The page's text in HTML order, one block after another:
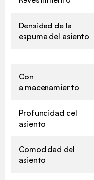
Densidad de la
espuma del asiento
Con
almacenamiento
Profundidad del
asiento
Comodidad del
asiento